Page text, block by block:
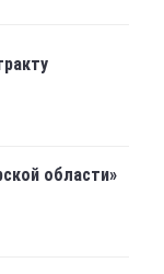
области»